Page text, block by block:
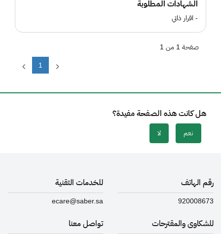
الشهادات المطلوبة
- اقرار ذاتي
1
صفحة 1 من 1
هل كانت هذه الصفحة مفيدة؟
نعم لا
رقم الهاتف
920008673
للخدمات التقنية
ecare@saber.sa
للشكاوى والمقترحات تواصل معنا